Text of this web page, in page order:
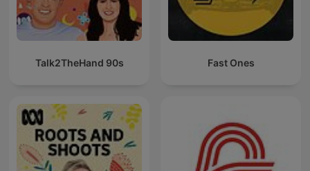
Talk2TheHand 90s Fast Ones